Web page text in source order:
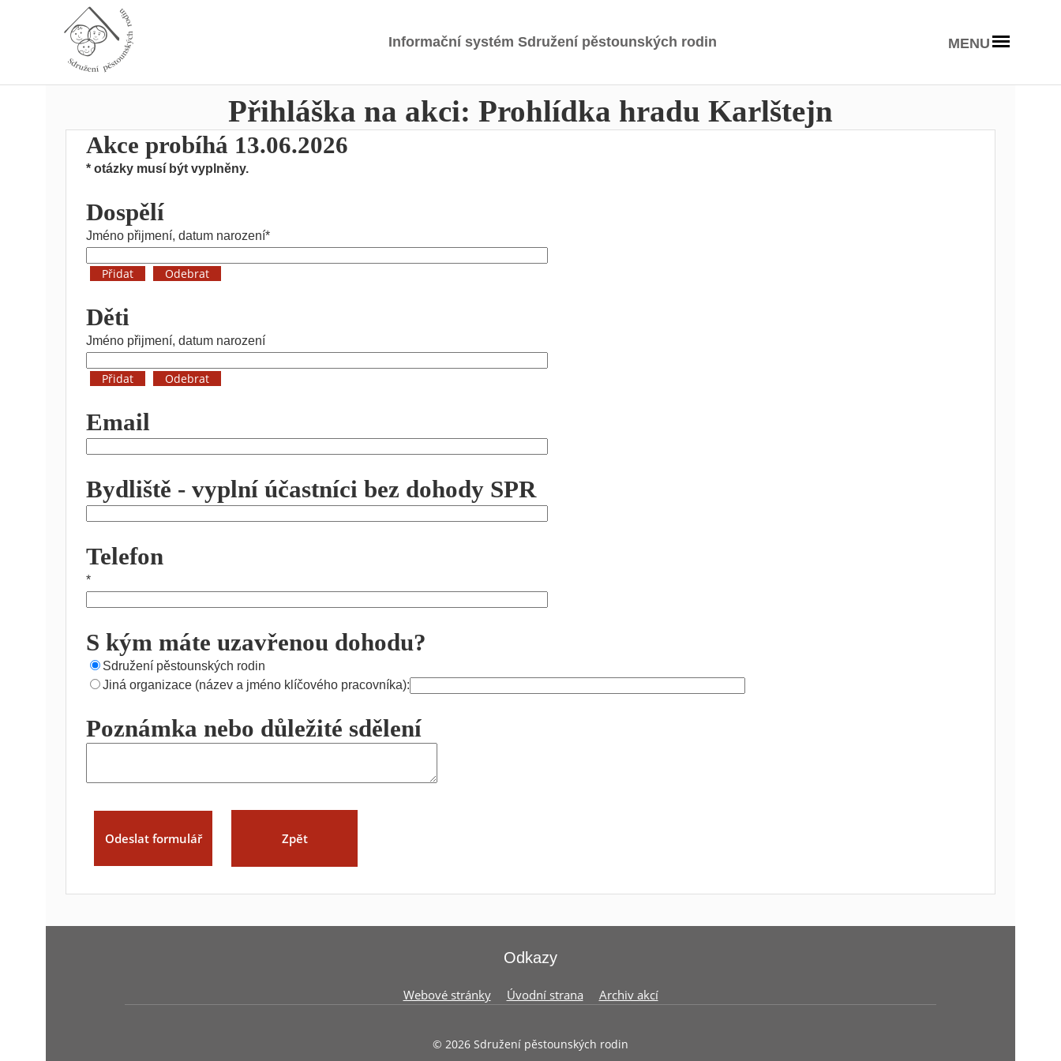
Informační systém Sdružení pěstounských rodin MENU
Přihláška na akci: Prohlídka hradu Karlštejn
Akce probíhá 13.06.2026
* otázky musí být vyplněny.
Dospělí
Jméno přijmení, datum narození*
Děti
Jméno přijmení, datum narození
Email
Bydliště - vyplní účastníci bez dohody SPR
Telefon
*
S kým máte uzavřenou dohodu?
Sdružení pěstounských rodin
Jiná organizace (název a jméno klíčového pracovníka):
Poznámka nebo důležité sdělení
Zpět
Odkazy
Webové stránky Úvodní strana Archiv akcí
© 2026 Sdružení pěstounských rodin